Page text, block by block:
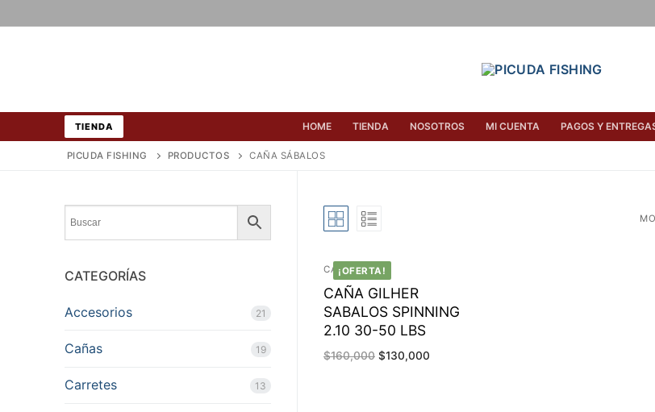
al
TIENDA HOME TIENDA NOSOTROS MI CUENTA PAGOS Y
PICUDA FISHING PRODUCTOS CAÑA SÁBALOS
¡OFERTA!
CAÑAS
CAÑA GILHER
SABALOS SPINNING
2.10 30-50 LBS
$160,000 El
precio
$130,000
CATEGORÍAS
Accesorios 21
Cañas 19
Carretes 13